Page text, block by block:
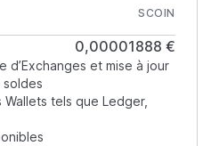
SCOIN
0,00001888 €
d’Exchanges et mise à jour
tels que Ledger,